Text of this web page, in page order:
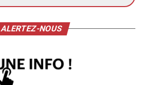
ALERTEZ-NOUS